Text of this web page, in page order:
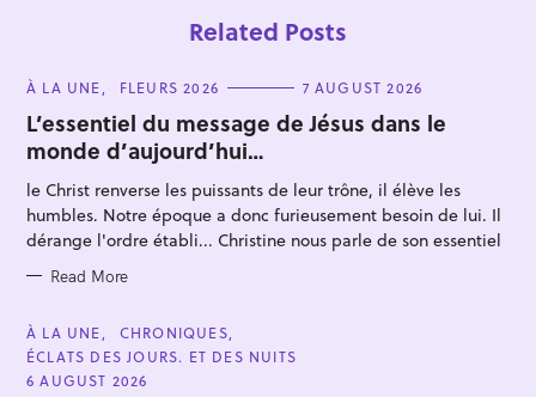
Related Posts
C
T
E
G
O
R
I
E
S
À LA UNE FLEURS 2026 7 AUGUST 2026
L’essentiel du message de Jésus dans le
monde d’aujourd’hui…
le Christ renverse les puissants de leur trône, il élève les
humbles. Notre époque a donc furieusement besoin de lui. Il
dérange l'ordre établi... Christine nous parle de son essentiel
Read More
C
A
T
E
À LA UNE
CHRONIQUES
ÉCLATS DES JOURS. ET DES NUITS
6 AUGUST 2026